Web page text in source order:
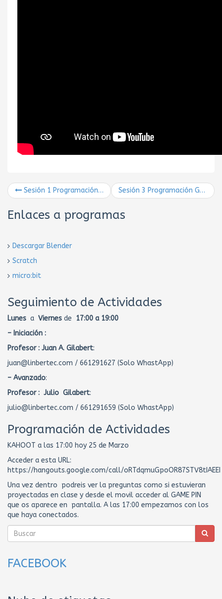
Sesión 1 Programación GDscript (Godot 3.2) Sesión 3 Programación GDscript (Godot 3.2)
Enlaces a programas
Descargar Blender
Scratch
micro:bit
Seguimiento de Actividades
Lunes a Viernes de 17:00 a 19:00
– Iniciación :
Profesor : Juan A. Gilabert:
juan@linbertec.com / 661291627 (Solo WhastApp)
– Avanzado:
Profesor : Julio Gilabert:
julio@linbertec.com / 661291659 (Solo WhastApp)
Programación de Actividades
KAHOOT a las 17:00 hoy 25 de Marzo
Acceder a esta URL:
https://hangouts.google.com/call/oRTdqmuGpoOR87STV8tIAEEI
Una vez dentro podreis ver la preguntas como si estuvieran
proyectadas en clase y desde el movil acceder al GAME PIN
que os aparece en pantalla. A las 17:00 empezamos con los
que haya conectados.
FACEBOOK